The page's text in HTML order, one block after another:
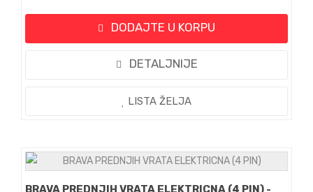
DODAJTE U KORPU
DETALJNIJE
LISTA ŽELJA
BRAVA PREDNJIH VRATA ELEKTRICNA (4 PIN) -